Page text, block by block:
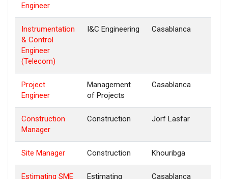
Engineer
Instrumentation
& Control
Engineer
(Telecom)
I&C Engineering Casablanca
Project
Engineer
Management
of Projects
Casablanca
Construction
Manager
Construction Jorf Lasfar
Site Manager Construction Khouribga
Estimating SME Estimating Casablanca